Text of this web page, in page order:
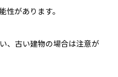
性があります。
、古い建物の場合は注意が